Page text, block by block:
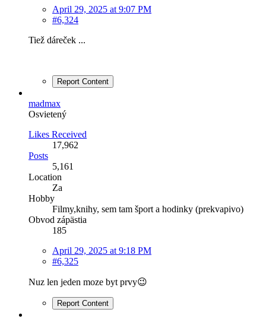
April 29, 2025 at 9:07 PM
#6,324
Tiež dáreček ...
Report Content
madmax
Osvietený
Likes Received
17,962
Posts
5,161
Location
Za
Hobby
Filmy,knihy, sem tam šport a hodinky (prekvapivo)
Obvod zápästia
185
April 29, 2025 at 9:18 PM
#6,325
Nuz len jeden moze byt prvy😉
Report Content